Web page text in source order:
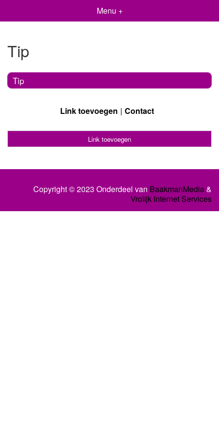
Menu +
Tip
Tip
Link toevoegen Contact
Link toevoegen
Copyright © 2023 Onderdeel van BaakmanMedia&
Vrolijk Internet Services